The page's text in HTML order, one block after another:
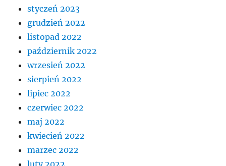
styczeń 2023
grudzień 2022
listopad 2022
październik 2022
wrzesień 2022
sierpień 2022
lipiec 2022
czerwiec 2022
maj 2022
kwiecień 2022
marzec 2022
luty 2022